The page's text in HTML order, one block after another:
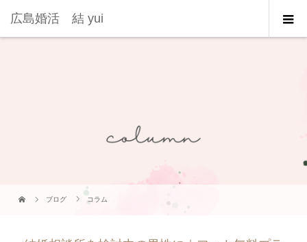
広島婚活 結 yui
ブログ コラム